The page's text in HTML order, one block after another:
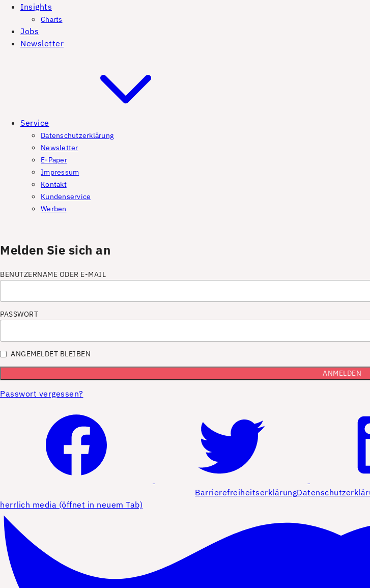
Insights
Charts
Jobs
Newsletter
Service
Datenschutzerklärung
Newsletter
E-Paper
Impressum
Kontakt
Kundenservice
Werben
Melden Sie sich an
BENUTZERNAME ODER E-MAIL
PASSWORT
ANGEMELDET BLEIBEN
Passwort vergessen?
Barrierefreiheitserklärung
herrlich media (öffnet in neuem Tab)